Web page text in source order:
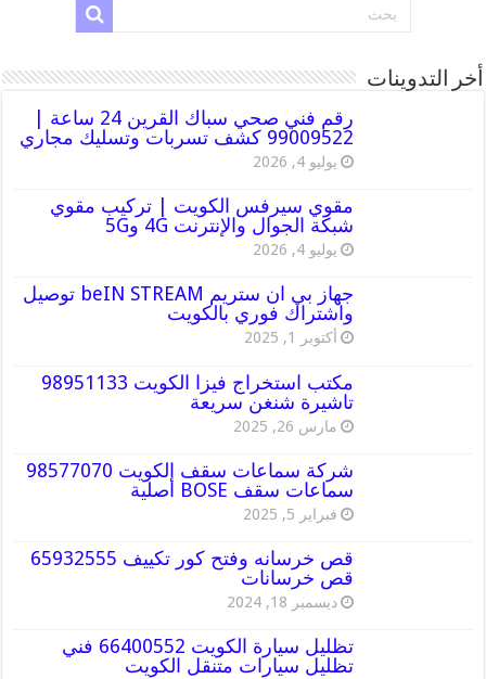
أخر التدوينات
رقم فني صحي سباك القرين 24 ساعة |
99009522 كشف تسربات وتسليك مجاري
يوليو 4, 2026
مقوي سيرفس الكويت | تركيب مقوي
شبكة الجوال والإنترنت 4G و5G
يوليو 4, 2026
جهاز بي ان ستريم beIN STREAM توصيل
واشتراك فوري بالكويت
أكتوبر 1, 2025
مكتب استخراج فيزا الكويت 98951133
تاشيرة شنغن سريعة
مارس 26, 2025
شركة سماعات سقف الكويت 98577070
سماعات سقف BOSE أصلية
فبراير 5, 2025
قص خرسانه وفتح كور تكييف 65932555
قص خرسانات
ديسمبر 18, 2024
تظليل سيارة الكويت 66400552 فني
تظليل سيارات متنقل الكويت